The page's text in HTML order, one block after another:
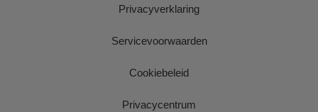
Privacyverklaring
Servicevoorwaarden
Cookiebeleid
Privacycentrum